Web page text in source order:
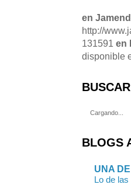
en
http://
131591 en
disponible
Cargando...
BLOGS
UNA
Lo de